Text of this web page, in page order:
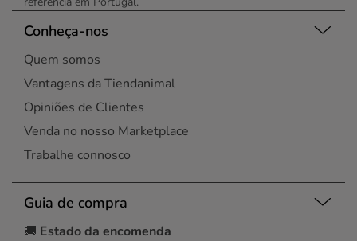
Conheça-nos
Quem somos
Vantagens da Tiendanimal
Opiniões de Clientes
Venda no nosso Marketplace
Trabalhe connosco
Guia de compra
🚚 Estado da encomenda